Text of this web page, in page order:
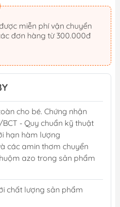
miễn phí vận chuyển
đơn hàng từ 300.000đ
cho bé. Chứng nhận
BCT - Quy chuẩn kỹ thuật
hạn hàm lượng
các amin thơm chuyển
azo trong sản phẩm
chất lượng sản phẩm